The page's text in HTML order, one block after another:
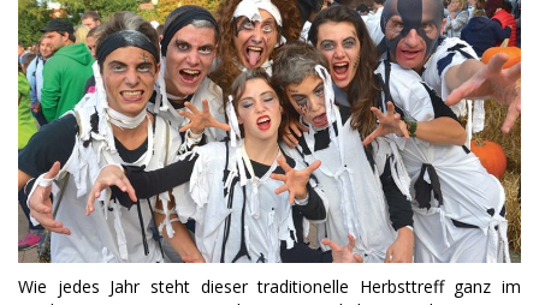
Wie jedes Jahr steht dieser traditionelle Herbsttreff ganz im